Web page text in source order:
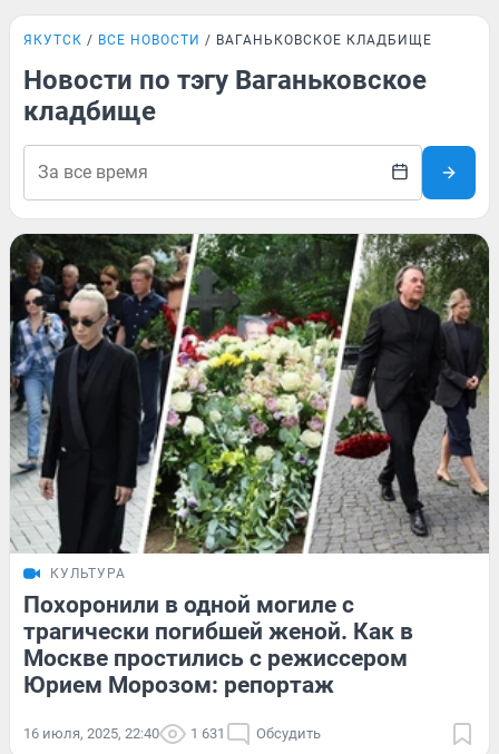
ЯКУТСК ВСЕ НОВОСТИ ВАГАНЬКОВСКОЕ КЛАДБИЩЕ
Новости по тэгу Ваганьковское
кладбище
КУЛЬТУРА
Похоронили в одной могиле с
трагически погибшей женой. Как в
Москве простились с режиссером
Юрием Морозом: репортаж
16 июля, 2025, 22:40 1 631 Обсудить